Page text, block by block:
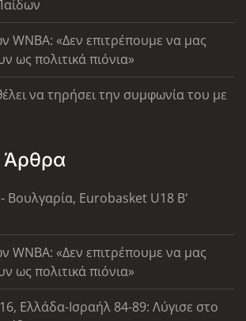
WNBA: «Δεν επιτρέπουμε να μας
ως πολιτικά πιόνια»
να τηρήσει την συμφωνία του με
Άρθρα
Βουλγαρία, Eurobasket U18 Β'
WNBA: «Δεν επιτρέπουμε να μας
ως πολιτικά πιόνια»
Ελλάδα-Ισραήλ 84-89: Λύγισε στο